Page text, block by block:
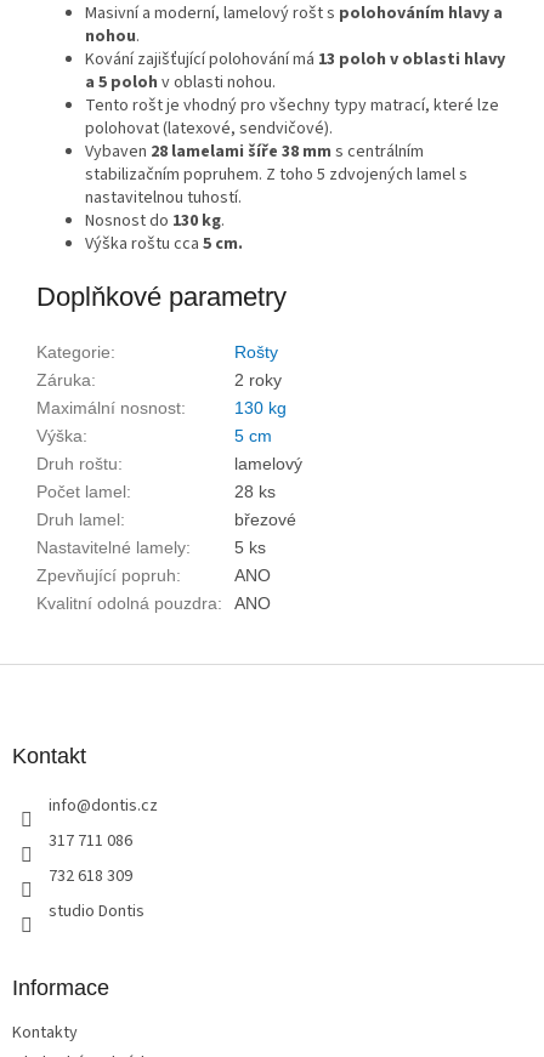
Masivní a moderní, lamelový rošt s polohováním hlavy a
nohou.
Kování zajišťující polohování má 13 poloh v oblasti hlavy
a 5 poloh v oblasti nohou.
Tento rošt je vhodný pro všechny typy matrací, které lze
polohovat (latexové, sendvičové).
Vybaven 28 lamelami šíře 38 mm s centrálním
stabilizačním popruhem. Z toho 5 zdvojených lamel s
nastavitelnou tuhostí.
Nosnost do 130 kg.
Výška roštu cca 5 cm.
Doplňkové parametry
Kategorie:
Rošty
Záruka:
2 roky
Maximální nosnost:
130 kg
Výška:
5 cm
Druh roštu:
lamelový
Počet lamel:
28 ks
Druh lamel:
březové
Nastavitelné lamely:
5 ks
Zpevňující popruh:
ANO
Kvalitní odolná pouzdra: ANO
Kontakt
info@dontis.cz
317 711 086
732 618 309
studio Dontis
Informace
Kontakty